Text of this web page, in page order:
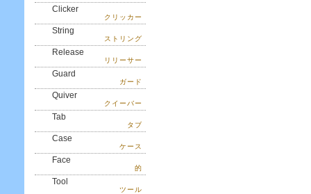
Clicker
クリッカー
String
ストリング
Release
リリーサー
Guard
ガード
Quiver
クイーバー
Tab
タブ
Case
ケース
Face
的
Tool
ツール